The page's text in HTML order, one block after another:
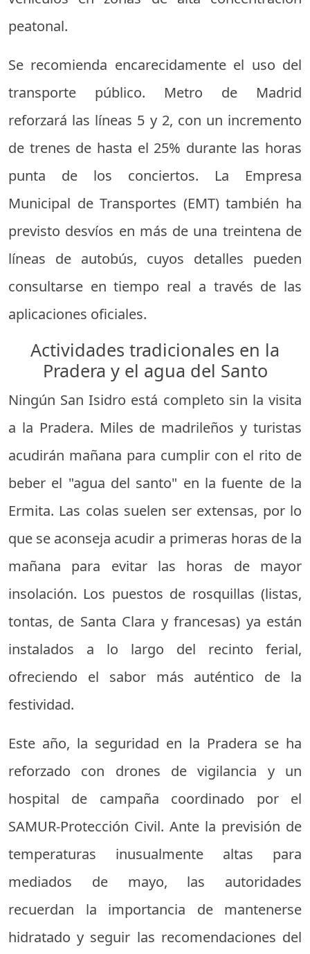
peatonal.
Se recomienda encarecidamente el uso del
transporte público. Metro de Madrid
reforzará las líneas 5 y 2, con un incremento
de trenes de hasta el 25% durante las horas
punta de los conciertos. La Empresa
Municipal de Transportes (EMT) también ha
previsto desvíos en más de una treintena de
líneas de autobús, cuyos detalles pueden
consultarse en tiempo real a través de las
aplicaciones oficiales.
Actividades tradicionales en la
Pradera y el agua del Santo
Ningún San Isidro está completo sin la visita
a la Pradera. Miles de madrileños y turistas
acudirán mañana para cumplir con el rito de
beber el "agua del santo" en la fuente de la
Ermita. Las colas suelen ser extensas, por lo
que se aconseja acudir a primeras horas de la
mañana para evitar las horas de mayor
insolación. Los puestos de rosquillas (listas,
tontas, de Santa Clara y francesas) ya están
instalados a lo largo del recinto ferial,
ofreciendo el sabor más auténtico de la
festividad.
Este año, la seguridad en la Pradera se ha
reforzado con drones de vigilancia y un
hospital de campaña coordinado por el
SAMUR-Protección Civil. Ante la previsión de
temperaturas inusualmente altas para
mediados de mayo, las autoridades
recuerdan la importancia de mantenerse
hidratado y seguir las recomendaciones del